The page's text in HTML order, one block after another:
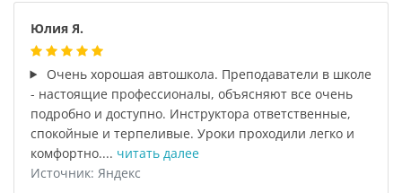
Юлия Я.
Очень хорошая автошкола. Преподаватели в школе
- настоящие профессионалы, объясняют все очень
подробно и доступно. Инструктора ответственные,
спокойные и терпеливые. Уроки проходили легко и
комфортно.... читать далее
Источник: Яндекс